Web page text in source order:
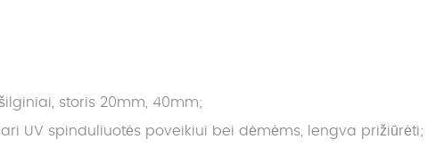
storis 20mm, 40mm;
UV spinduliuotės poveikiui bei dėmėms, lengva prižiūrėti;